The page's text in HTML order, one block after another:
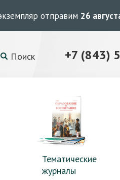
отправим 26
Поиск +7 (843)
Тематические
журналы